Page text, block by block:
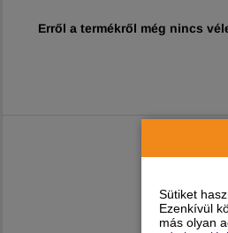
Sütiket
Ezenkívül
más olyan
Erről a termékről még nincs